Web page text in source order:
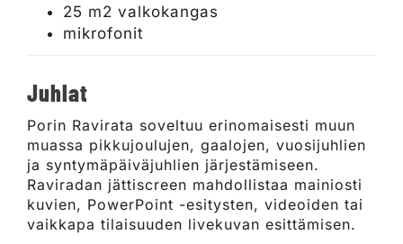
25 m2 valkokangas
mikrofonit
Juhlat
Porin Ravirata soveltuu erinomaisesti muun
muassa pikkujoulujen, gaalojen, vuosijuhlien
ja syntymäpäiväjuhlien järjestämiseen.
Raviradan jättiscreen mahdollistaa mainiosti
kuvien, PowerPoint -esitysten, videoiden tai
vaikkapa tilaisuuden livekuvan esittämisen.